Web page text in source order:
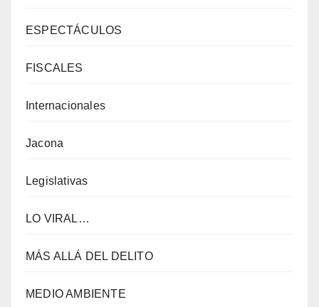
ESPECTÁCULOS
FISCALES
Internacionales
Jacona
Legislativas
LO VIRAL…
MÁS ALLÁ DEL DELITO
MEDIO AMBIENTE